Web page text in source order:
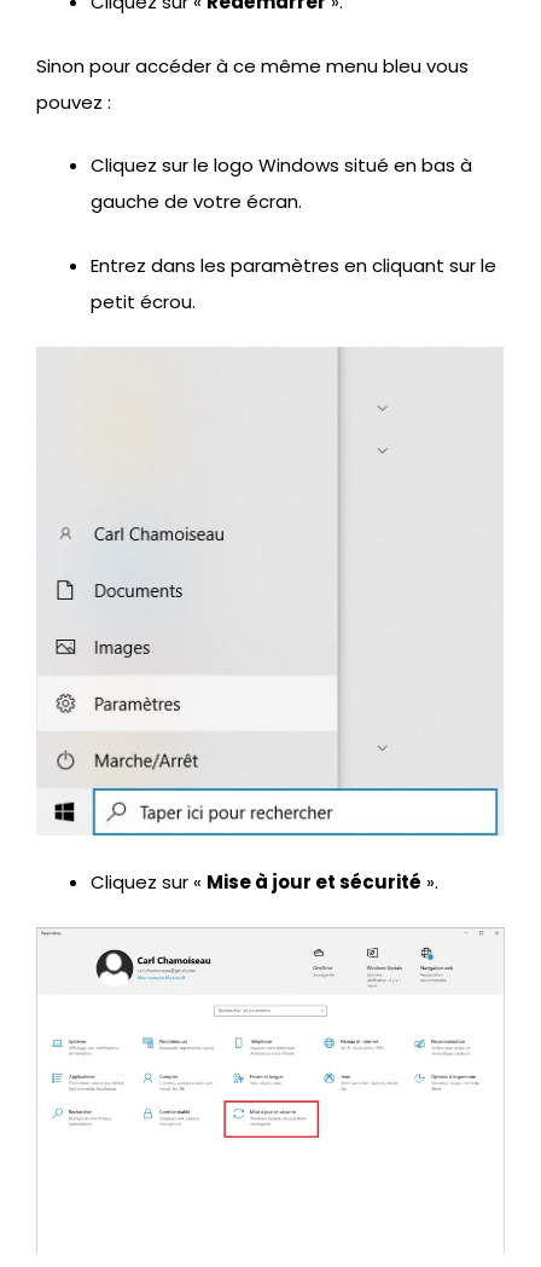
Sinon pour accéder à ce même menu bleu vous
pouvez :
Cliquez sur le logo Windows situé en bas à
gauche de votre écran.
Entrez dans les paramètres en cliquant sur le
petit écrou.
Cliquez sur « Mise à jour et sécurité ».